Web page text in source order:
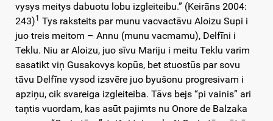
vysys meitys dabuotu lobu izgleiteibu.” (Keirāns 2004:
243)1 Tys raksteits par munu vacvactāvu Aloizu Supi i
juo treis meitom – Annu (munu vacmamu), Delfīni i
Teklu. Niu ar Aloizu, juo sīvu Mariju i meitu Teklu varim
sasatikt viņ Gusakovys kopūs, bet stuostūs par sovu
tāvu Delfīne vysod izsvēre juo byušonu progresivam i
apziņu, cik svareiga izgleiteiba. Tāvs bejs “pi vainis” ari
taņtis vuordam, kas asūt pajimts nu Onore de Balzaka